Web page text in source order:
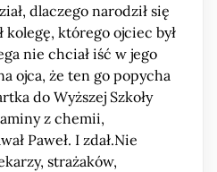
dlaczego narodził się
kolegę, którego ojciec był
nie chciał iść w jego
ojca, że ten go popycha
do Wyższej Szkoły
z chemii,
Paweł. I zdał.Nie
strażaków,